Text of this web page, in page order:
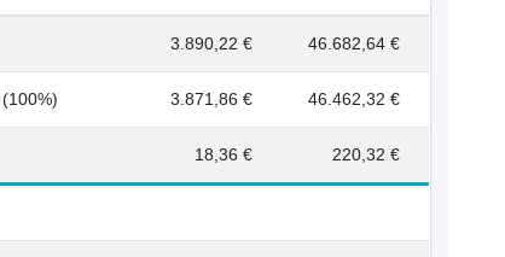
3.890,22 € 46.682,64 €
3.871,86 € 46.462,32 €
18,36 € 220,32 €